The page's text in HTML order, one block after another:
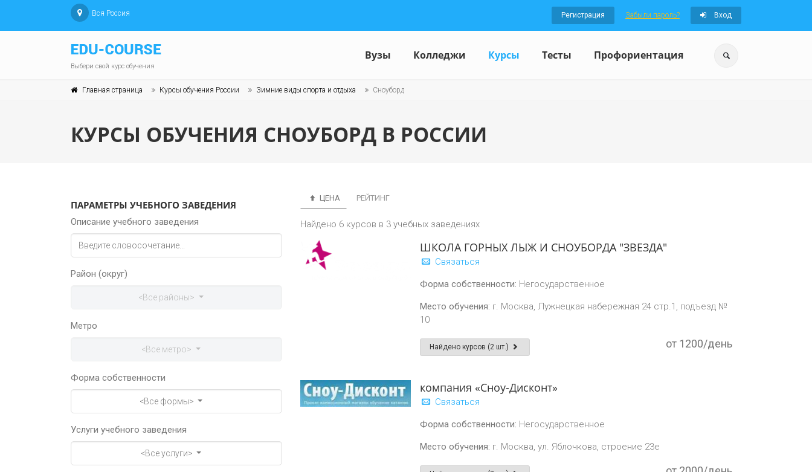
Вся Россия Регистрация Забыли пароль? Вход
Выбери свой курс обучения
Вузы Колледжи Курсы Тесты Профориентация
Главная страница Курсы обучения России Зимние виды спорта и отдыха Сноуборд
КУРСЫ ОБУЧЕНИЯ СНОУБОРД В РОССИИ
ПАРАМЕТРЫ УЧЕБНОГО ЗАВЕДЕНИЯ
Описание учебного заведения
Район (округ)
<Все районы>
Метро
<Все метро>
Форма собственности
<Все формы>
Услуги учебного заведения
<Все услуги>
ЦЕНА РЕЙТИНГ
Найдено 6 курсов в 3 учебных заведениях
ШКОЛА ГОРНЫХ ЛЫЖ И СНОУБОРДА "ЗВЕЗДА"
Связаться
Форма собственности: Негосударственное
Место обучения: г. Москва, Лужнецкая набережная 24 стр.1, подъезд №
10
Найдено курсов (2 шт.) от 1200/день
компания «Сноу-Дисконт»
Связаться
Форма собственности: Негосударственное
Место обучения: г. Москва, ул. Яблочкова, строение 23е